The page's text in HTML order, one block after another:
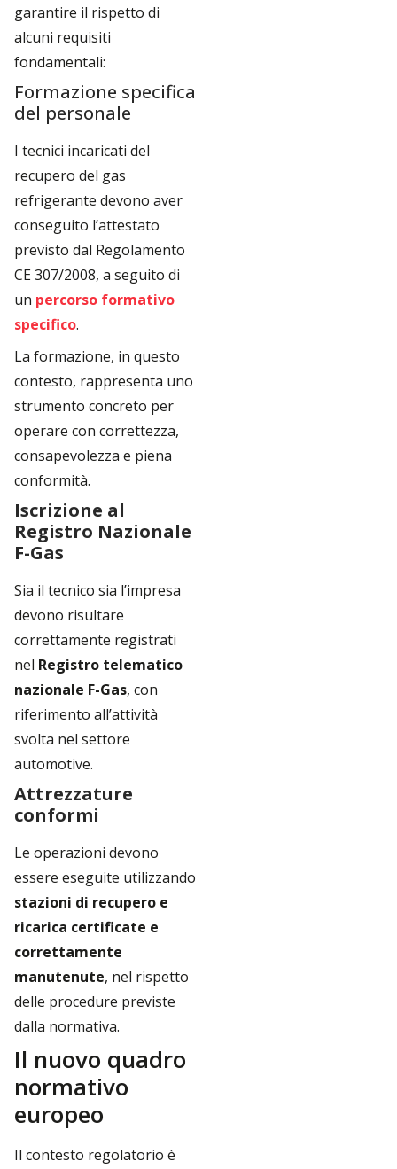
garantire il rispetto di
alcuni requisiti
fondamentali:
Formazione specifica
del personale
I tecnici incaricati del
recupero del gas
refrigerante devono aver
conseguito l’attestato
previsto dal Regolamento
CE 307/2008, a seguito di
un percorso formativo
specifico.
La formazione, in questo
contesto, rappresenta uno
strumento concreto per
operare con correttezza,
consapevolezza e piena
conformità.
Iscrizione al
Registro Nazionale
F-Gas
Sia il tecnico sia l’impresa
devono risultare
correttamente registrati
nel Registro telematico
nazionale F-Gas, con
riferimento all’attività
svolta nel settore
automotive.
Attrezzature
conformi
Le operazioni devono
essere eseguite utilizzando
stazioni di recupero e
ricarica certificate e
correttamente
manutenute, nel rispetto
delle procedure previste
dalla normativa.
Il nuovo quadro
normativo
europeo
Il contesto regolatorio è